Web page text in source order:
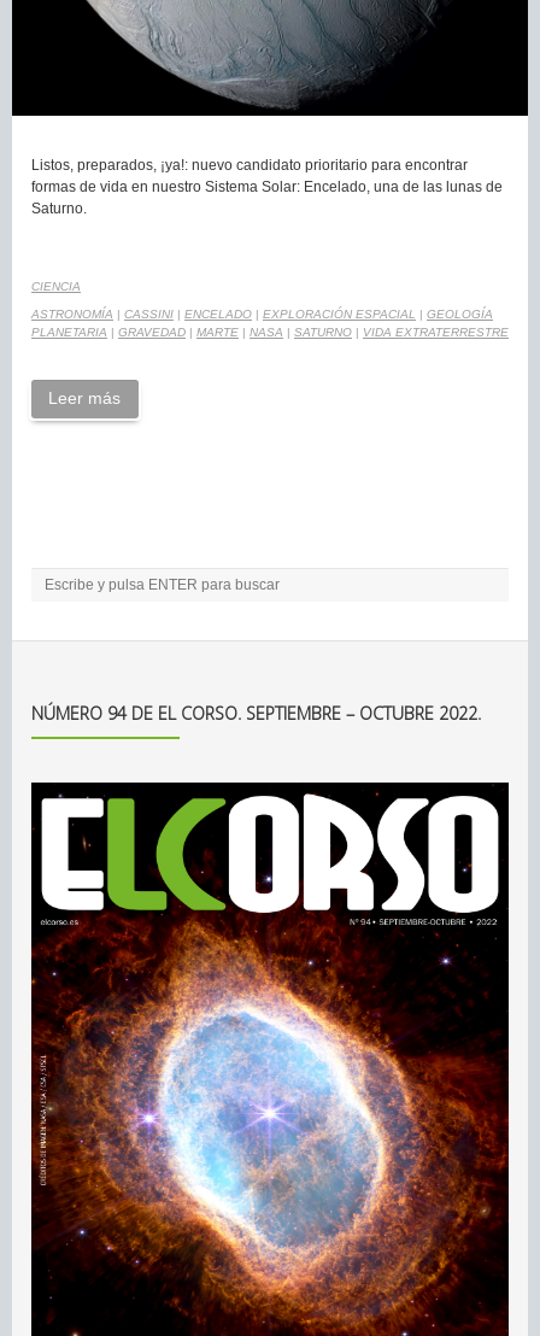
Listos, preparados, ¡ya!: nuevo candidato prioritario para encontrar
formas de vida en nuestro Sistema Solar: Encelado, una de las lunas de
Saturno.
CIENCIA
ASTRONOMÍA | CASSINI | ENCELADO | EXPLORACIÓN ESPACIAL | GEOLOGÍA
PLANETARIA | GRAVEDAD | MARTE | NASA | SATURNO | VIDA EXTRATERRESTRE
Leer más
NÚMERO 94 DE EL CORSO. SEPTIEMBRE – OCTUBRE 2022.